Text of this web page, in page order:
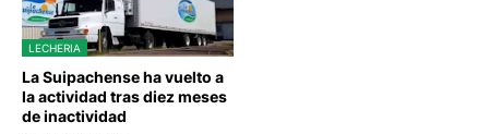
LECHERIA
La Suipachense ha vuelto a
la actividad tras diez meses
de inactividad